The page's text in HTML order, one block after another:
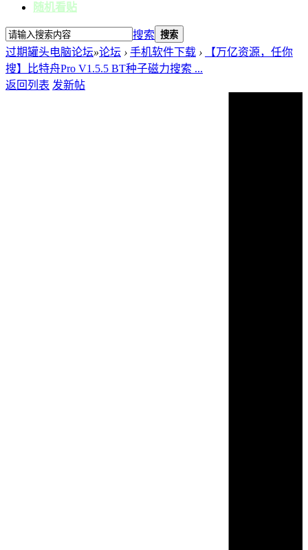
随机看贴
搜索 搜索
过期罐头电脑论坛»论坛 › 手机软件下载 ›
【万亿资源，任你
搜】比特舟Pro V1.5.5 BT种子磁力搜索 ...
返回列表 发新帖